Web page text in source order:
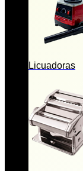
Licuadoras